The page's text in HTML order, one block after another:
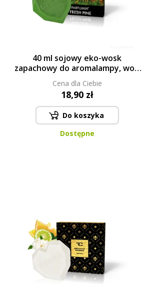
40 ml sojowy eko-wosk
zapachowy do aromalampy, woń
choinki, FRESH PINE, PARFUMIA®
Cena dla Ciebie
18,90 zł
Do koszyka
Dostępne